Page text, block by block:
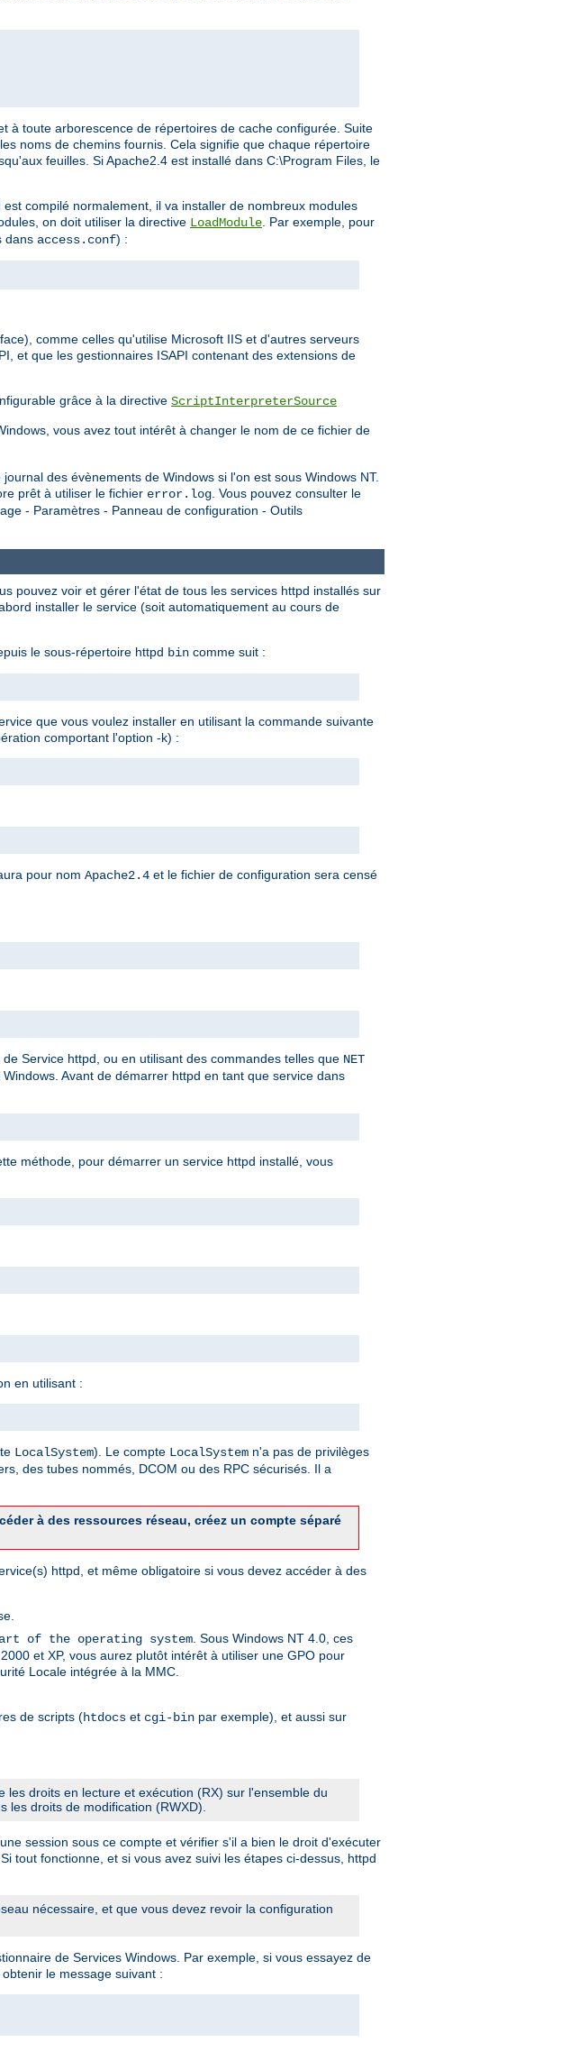
à toute arborescence de répertoires de cache configurée. Suite
noms de chemins fournis. Cela signifie que chaque répertoire
feuilles. Si Apache2.4 est installé dans C:\Program Files, le
compilé normalement, il va installer de nombreux modules
on doit utiliser la directive LoadModule. Par exemple, pour
dans access.conf) :
comme celles qu'utilise Microsoft IIS et d'autres serveurs
et que les gestionnaires ISAPI contenant des extensions de
grâce à la directive ScriptInterpreterSource
vous avez tout intérêt à changer le nom de ce fichier de
des évènements de Windows si l'on est sous Windows NT.
prêt à utiliser le fichier error.log. Vous pouvez consulter le
- Paramètres - Panneau de configuration - Outils
pouvez voir et gérer l'état de tous les services httpd installés sur
installer le service (soit automatiquement au cours de
le sous-répertoire httpd bin comme suit :
que vous voulez installer en utilisant la commande suivante
comportant l'option -k) :
pour nom Apache2.4 et le fichier de configuration sera censé
Service httpd, ou en utilisant des commandes telles que NET
Avant de démarrer httpd en tant que service dans
méthode, pour démarrer un service httpd installé, vous
en utilisant :
LocalSystem). Le compte LocalSystem n'a pas de privilèges
des tubes nommés, DCOM ou des RPC sécurisés. Il a
à des ressources réseau, créez un compte séparé
httpd, et même obligatoire si vous devez accéder à des
of the operating system . Sous Windows NT 4.0, ces
et XP, vous aurez plutôt intérêt à utiliser une GPO pour
Locale intégrée à la MMC.
de scripts (htdocs et cgi-bin par exemple), et aussi sur
droits en lecture et exécution (RX) sur l'ensemble du
les droits de modification (RWXD).
session sous ce compte et vérifier s'il a bien le droit d'exécuter
tout fonctionne, et si vous avez suivi les étapes ci-dessus, httpd
nécessaire, et que vous devez revoir la configuration
de Services Windows. Par exemple, si vous essayez de
le message suivant :